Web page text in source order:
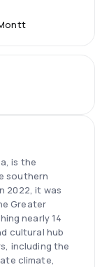
is the
southern
2022, it was
Greater
nearly 14
cultural hub
including the
climate,